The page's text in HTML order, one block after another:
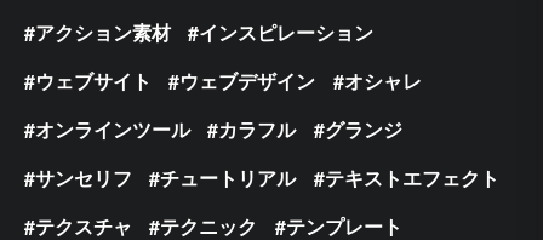
アクション素材
インスピレーション
ウェブサイト
ウェブデザイン
オシャレ
オンラインツール
カラフル
グランジ
サンセリフ
チュートリアル
テキストエフェクト
テクスチャ
テクニック
テンプレート